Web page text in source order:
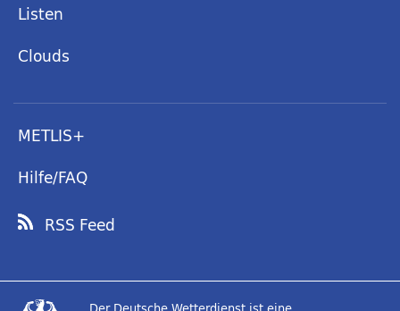
Listen
Clouds
METLIS+
Hilfe/FAQ
RSS Feed